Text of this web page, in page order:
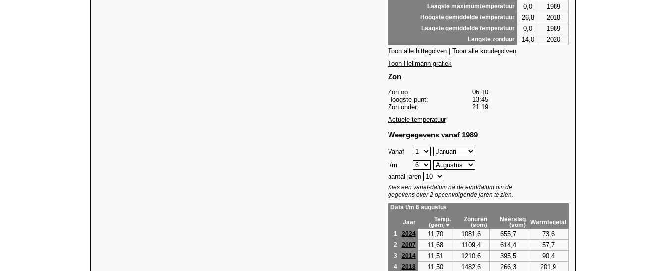
Laagste maximumtemperatuur 0,0 1989
Hoogste gemiddelde temperatuur 26,8 2018
Laagste gemiddelde temperatuur 0,0 1989
Langste zonduur 14,0
2020
Toon alle hittegolven| Toon alle koudegolven
Toon Hellmann-grafiek
Zon
Zon op:
06:10
Hoogste punt:
13:45
Zon onder:
21:19
Actuele temperatuur
Weergegevens vanaf 1989
Vanaf
t/m
aantal jaren
Kies een vanaf-datum na de einddatum om de
gegevens over 2 opeenvolgende jaren te zien.
Data t/m 6 augustus
Jaar
Temp.
(gem)▼
Zonuren
(som)
Neerslag
(som)
Warmtegetal
1
2024 11,70 1081,6 655,7 73,6
2 2007 11,68 1109,4 614,4 57,7
3 2014 11,51 1210,6 395,5 90,4
4 2018 11,50 1482,6 266,3 201,9